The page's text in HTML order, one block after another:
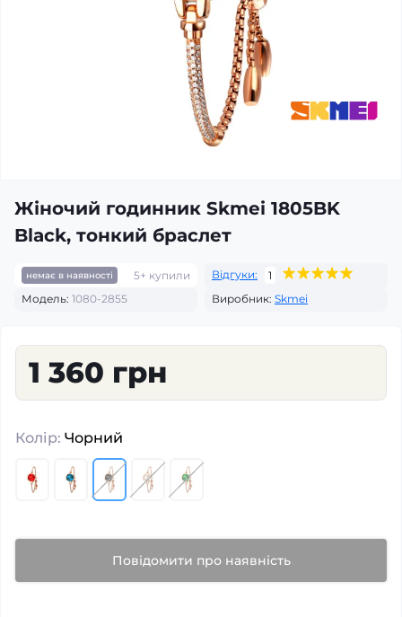
Жіночий годинник Skmei 1805BK
Black, тонкий браслет
немає в наявності 5+ купили Відгуки:
1
Модель: 1080-2855 Виробник: Skmei
1 360 грн
Колір: Чорний
Повідомити про наявність